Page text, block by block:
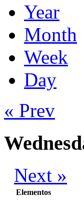
Year
Month
Week
Day
« Prev
Next »
Elementos